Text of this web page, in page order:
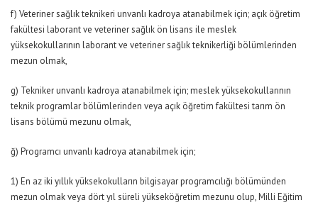
f) Veteriner sağlık teknikeri unvanlı kadroya atanabilmek için; açık öğretim
fakültesi laborant ve veteriner sağlık ön lisans ile meslek
yüksekokullarının laborant ve veteriner sağlık teknikerliği bölümlerinden
mezun olmak,
g) Tekniker unvanlı kadroya atanabilmek için; meslek yüksekokullarının
teknik programlar bölümlerinden veya açık öğretim fakültesi tarım ön
lisans bölümü mezunu olmak,
ğ) Programcı unvanlı kadroya atanabilmek için;
1) En az iki yıllık yüksekokulların bilgisayar programcılığı bölümünden
mezun olmak veya dört yıl süreli yükseköğretim mezunu olup, Milli Eğitim